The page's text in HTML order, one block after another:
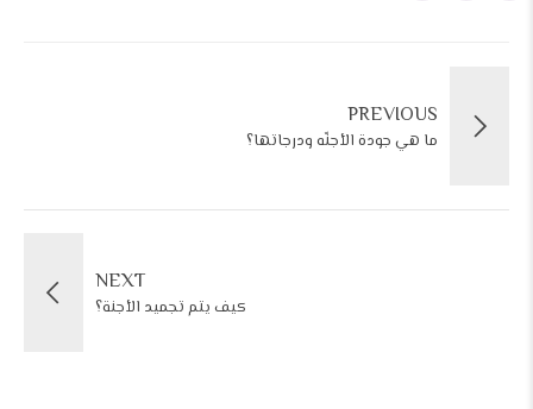
PREVIOUS
ما هي جودة الأجنّه ودرجاتها؟
NEXT
كيف يتم تجميد الأجنة؟